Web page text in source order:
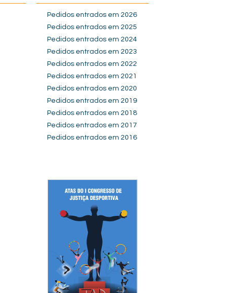
Pedidos entrados em 2026
Pedidos entrados em 2025
Pedidos entrados em 2024
Pedidos entrados em 2023
Pedidos entrados em 2022
Pedidos entrados em 2021
Pedidos entrados em 2020
Pedidos entrados em 2019
Pedidos entrados em 2018
Pedidos entrados em 2017
Pedidos entrados em 2016